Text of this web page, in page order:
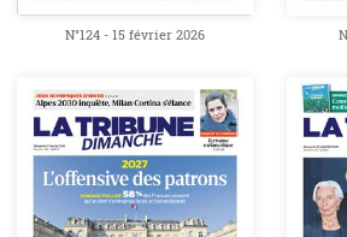
N°124 - 15 février 2026